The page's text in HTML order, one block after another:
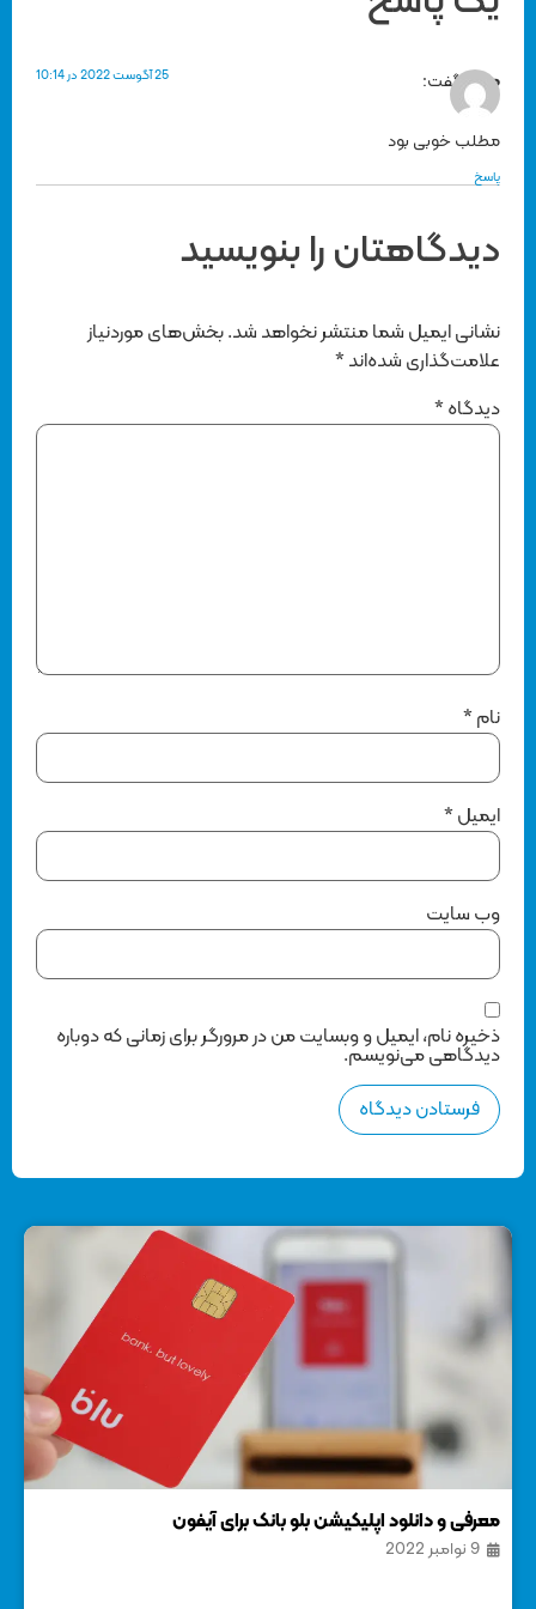
گفت:
مطلب خوبی بود
دیدگاهتان را بنویسید
نشانی ایمیل شما منتشر نخواهد شد. بخش‌های موردنیاز
علامت‌گذاری شده‌اند*
دیدگاه*
*
ایمیل*
وب‌ سایت
ذخیره نام، ایمیل و وبسایت من در مرورگر برای زمانی که دوباره
دیدگاهی می‌نویسم.
معرفی و دانلود اپلیکیشن بلو بانک برای آیفون